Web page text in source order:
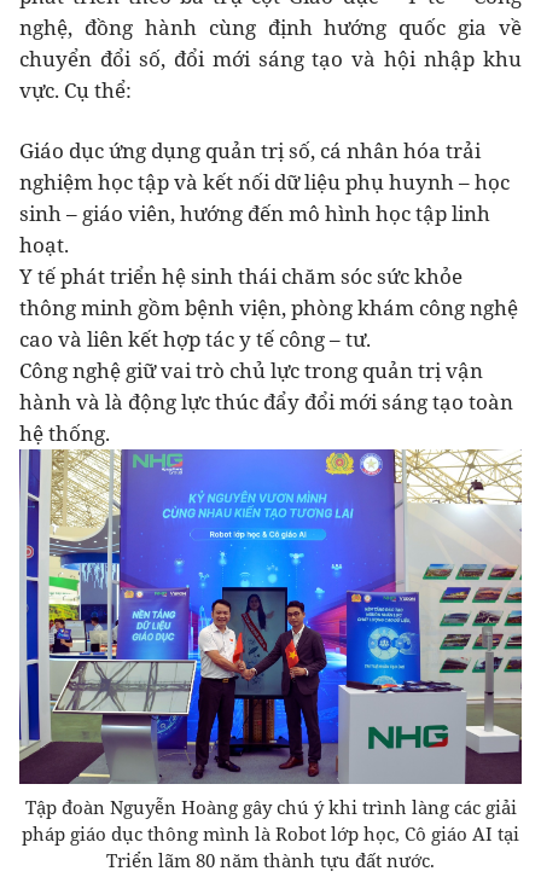
nghệ, đồng hành cùng định hướng quốc gia về
chuyển đổi số, đổi mới sáng tạo và hội nhập khu
vực. Cụ thể:
Giáo dục ứng dụng quản trị số, cá nhân hóa trải
nghiệm học tập và kết nối dữ liệu phụ huynh – học
sinh – giáo viên, hướng đến mô hình học tập linh
hoạt.
Y tế phát triển hệ sinh thái chăm sóc sức khỏe
thông minh gồm bệnh viện, phòng khám công nghệ
cao và liên kết hợp tác y tế công – tư.
Công nghệ giữ vai trò chủ lực trong quản trị vận
hành và là động lực thúc đẩy đổi mới sáng tạo toàn
hệ thống.
Tập đoàn Nguyễn Hoàng gây chú ý khi trình làng các giải
pháp giáo dục thông mình là Robot lớp học, Cô giáo AI tại
Triển lãm 80 năm thành tựu đất nước.